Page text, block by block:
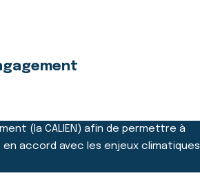
(la CALIEN) afin de permettre à
accord avec les enjeux climatiques